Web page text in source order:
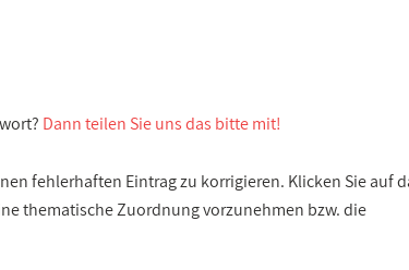
Dann teilen Sie uns das bitte mit!
fehlerhaften Eintrag zu korrigieren. Klicken Sie auf
thematische Zuordnung vorzunehmen bzw. die